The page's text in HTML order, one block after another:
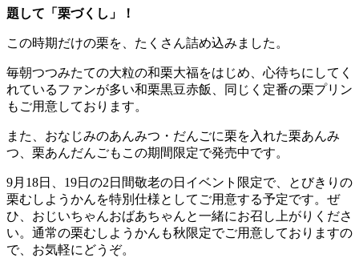
題して「栗づくし」！
この時期だけの栗を、たくさん詰め込みました。
毎朝つつみたての大粒の和栗大福をはじめ、心待ちにしてく
れているファンが多い和栗黒豆赤飯、同じく定番の栗プリン
もご用意しております。
また、おなじみのあんみつ・だんごに栗を入れた栗あんみ
つ、栗あんだんごもこの期間限定で発売中です。
9月18日、19日の2日間敬老の日イベント限定で、とびきりの
栗むしようかんを特別仕様としてご用意する予定です。ぜ
ひ、おじいちゃんおばあちゃんと一緒にお召し上がりくださ
い。通常の栗むしようかんも秋限定でご用意しておりますの
で、お気軽にどうぞ。